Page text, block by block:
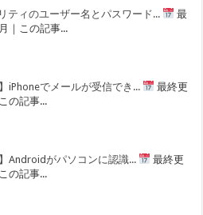
ティのユーザー名とパスワード...
最
｜この記事...
iPhoneでメールが受信でき...
最終更
の記事...
Androidがパソコンに認識...
最終更
の記事...